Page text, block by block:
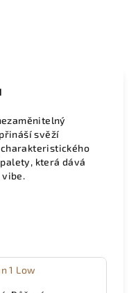
přináší svěží
která dává
vibe.
1 Low